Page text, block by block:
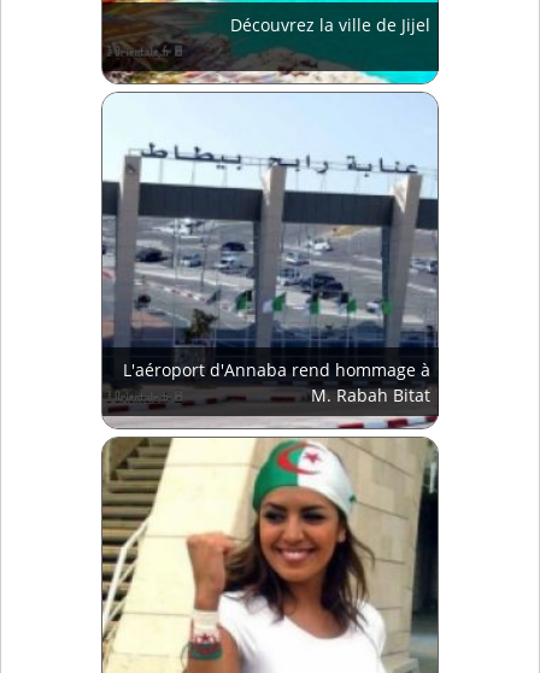
Découvrez la ville de Jijel
L'aéroport d'Annaba rend hommage à
M. Rabah Bitat